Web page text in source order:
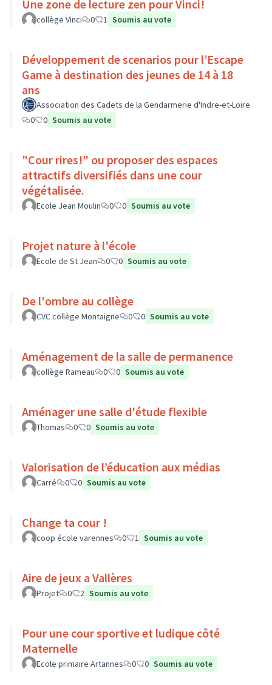
Une zone de lecture zen pour Vinci!
collège Vinci 0 1 Soumis au vote
Développement de scenarios pour l’Escape
Game à destination des jeunes de 14 à 18
ans
Association des Cadets de la Gendarmerie d'Indre-et-Loire
0
0 Soumis au vote
"Cour rires!" ou proposer des espaces
attractifs diversifiés dans une cour
végétalisée.
Ecole Jean Moulin 0 0 Soumis au vote
Projet nature à l'école
Ecole de St Jean 0 0 Soumis au vote
De l'ombre au collège
CVC collège Montaigne 0 0 Soumis au vote
Aménagement de la salle de permanence
collège Rameau 0 0 Soumis au vote
Aménager une salle d'étude flexible
Thomas 0 0 Soumis au vote
Valorisation de l’éducation aux médias
Carré 0 0 Soumis au vote
Change ta cour !
coop école varennes 0 1 Soumis au vote
Aire de jeux a Vallères
Projet 0 2 Soumis au vote
Pour une cour sportive et ludique côté
Maternelle
Ecole primaire Artannes 0 0 Soumis au vote